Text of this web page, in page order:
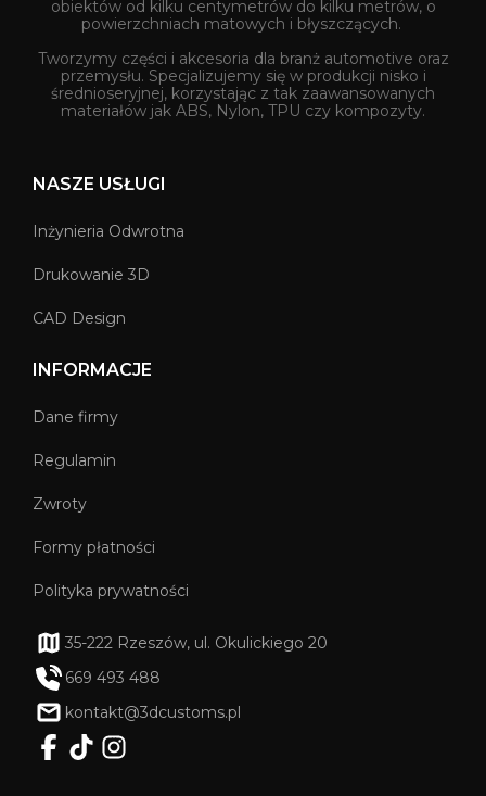
obiektów od kilku centymetrów do kilku metrów, o
powierzchniach matowych i błyszczących.
Tworzymy części i akcesoria dla branż automotive oraz
przemysłu. Specjalizujemy się w produkcji nisko i
średnioseryjnej, korzystając z tak zaawansowanych
materiałów jak ABS, Nylon, TPU czy kompozyty.
NASZE USŁUGI
Inżynieria Odwrotna
Drukowanie 3D
CAD Design
INFORMACJE
Dane firmy
Regulamin
Zwroty
Formy płatności
Polityka prywatności
35-222 Rzeszów, ul. Okulickiego 20
669 493 488
kontakt@3dcustoms.pl